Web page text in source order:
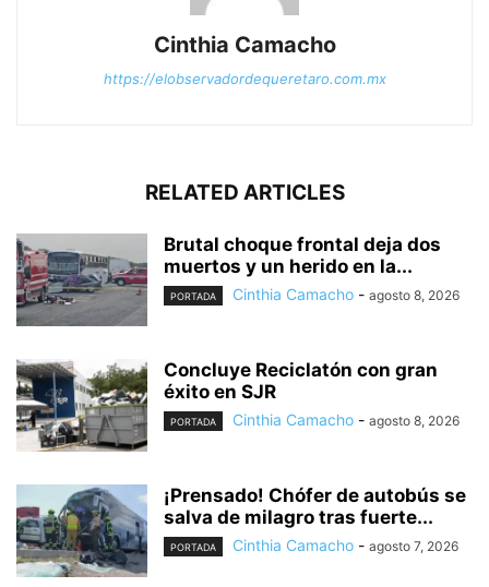
Cinthia Camacho
https://elobservadordequeretaro.com.mx
RELATED ARTICLES
Brutal choque frontal deja dos
muertos y un herido en la...
PORTADA Cinthia Camacho - agosto 8, 2026
Concluye Reciclatón con gran
éxito en SJR
PORTADA Cinthia Camacho - agosto 8, 2026
¡Prensado! Chófer de autobús se
salva de milagro tras fuerte...
PORTADA Cinthia Camacho - agosto 7, 2026